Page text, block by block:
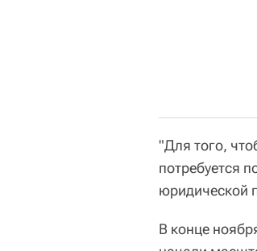
"Для того,
потребуется
юридической
В конце